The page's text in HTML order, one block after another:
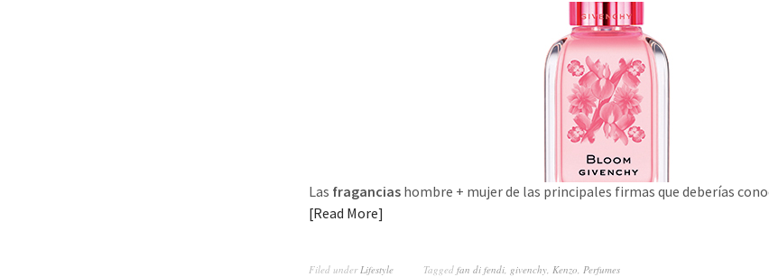
Las fragancias hombre + mujer de las principales firmas que deberías
Read More
Filed under Lifestyle Tagged fan di fendi givenchy Kenzo Perfumes